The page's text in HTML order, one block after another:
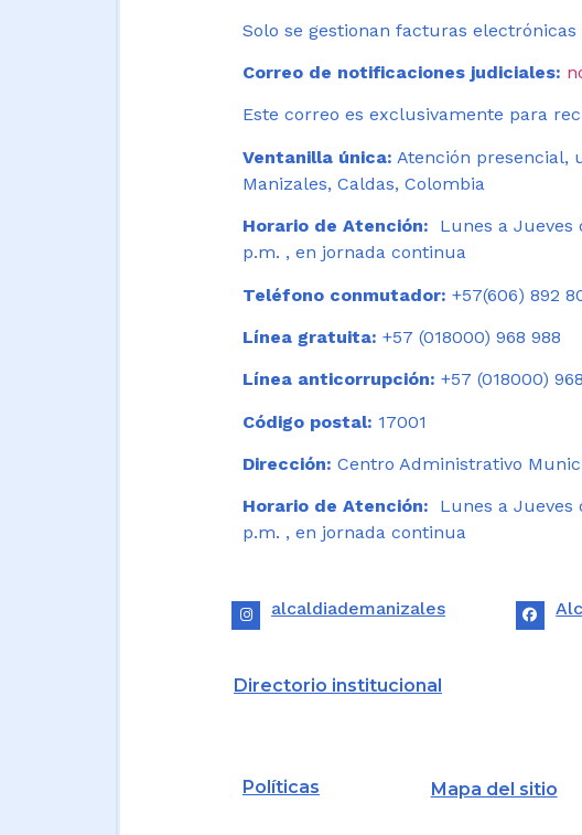
Solo se gestionan facturas
Correo de notificaciones judiciales:
Este correo es exclusivamente para
Ventanilla única: Atención presencial,
Manizales, Caldas, Colombia
Horario de Atención:
Lunes a Jueves
p.m. , en jornada continua
Teléfono conmutador: +57(606) 892
Línea gratuita: +57 (018000) 968 988
Línea anticorrupción: +57 (018000)
Código postal: 17001
Dirección: Centro Administrativo
Horario de Atención: Lunes a Jueves
p.m. , en jornada continua
alcaldiademanizales
Directorio institucional
Políticas Mapa del sitio